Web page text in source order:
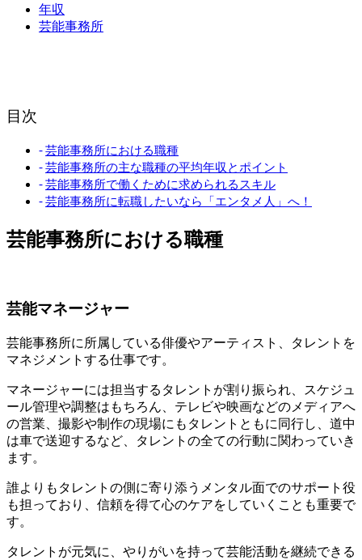
年収
芸能事務所
目次
芸能事務所における職種
芸能事務所の主な職種の平均年収とポイント
芸能事務所で働くために求められるスキル
芸能事務所に転職したいなら「エンタメ人」へ！
芸能事務所における職種
芸能マネージャー
芸能事務所に所属している俳優やアーティスト、タレントを
マネジメントする仕事です。
マネージャーには担当するタレントが割り振られ、スケジュ
ール管理や調整はもちろん、テレビや映画などのメディアへ
の営業、撮影や制作の現場にもタレントともに同行し、道中
は車で送迎するなど、タレントの全ての行動に関わっていき
ます。
誰よりもタレントの側に寄り添うメンタル面でのサポート役
も担っており、信頼を得て心のケアをしていくことも重要で
す。
タレントが元気に、やりがいを持って芸能活動を継続できる